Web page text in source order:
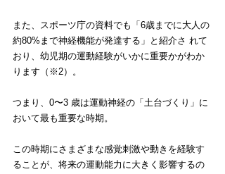
また、スポーツ庁の資料でも「6歳までに大人の
約80%まで神経機能が発達する」と紹介さ れて
おり、幼児期の運動経験がいかに重要かがわか
ります（※2）。
つまり、0〜3 歳は運動神経の「土台づくり」に
おいて最も重要な時期。
この時期にさまざまな感覚刺激や動きを経験す
ることが、将来の運動能力に大きく影響するの